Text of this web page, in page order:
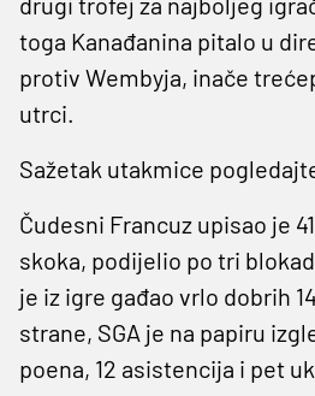
toga Kanađanina pitalo u
protiv Wembyja, inače
utrci.
Sažetak utakmice
Čudesni Francuz upisao je
skoka, podijelio po tri
je iz igre gađao vrlo dobrih
strane, SGA je na papiru
poena, 12 asistencija i pet